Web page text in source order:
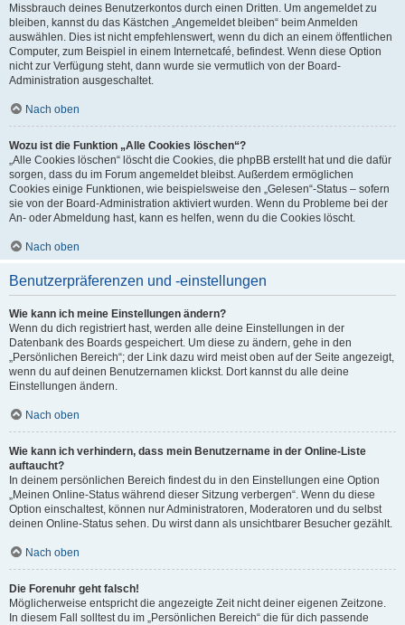
Missbrauch deines Benutzerkontos durch einen Dritten. Um angemeldet zu
bleiben, kannst du das Kästchen „Angemeldet bleiben“ beim Anmelden
auswählen. Dies ist nicht empfehlenswert, wenn du dich an einem öffentlichen
Computer, zum Beispiel in einem Internetcafé, befindest. Wenn diese Option
nicht zur Verfügung steht, dann wurde sie vermutlich von der Board-
Administration ausgeschaltet.
Nach oben
Wozu ist die Funktion „Alle Cookies löschen“?
„Alle Cookies löschen“ löscht die Cookies, die phpBB erstellt hat und die dafür
sorgen, dass du im Forum angemeldet bleibst. Außerdem ermöglichen
Cookies einige Funktionen, wie beispielsweise den „Gelesen“-Status – sofern
sie von der Board-Administration aktiviert wurden. Wenn du Probleme bei der
An- oder Abmeldung hast, kann es helfen, wenn du die Cookies löscht.
Nach oben
Benutzerpräferenzen und -einstellungen
Wie kann ich meine Einstellungen ändern?
Wenn du dich registriert hast, werden alle deine Einstellungen in der
Datenbank des Boards gespeichert. Um diese zu ändern, gehe in den
„Persönlichen Bereich“; der Link dazu wird meist oben auf der Seite angezeigt,
wenn du auf deinen Benutzernamen klickst. Dort kannst du alle deine
Einstellungen ändern.
Nach oben
Wie kann ich verhindern, dass mein Benutzername in der Online-Liste
auftaucht?
In deinem persönlichen Bereich findest du in den Einstellungen eine Option
„Meinen Online-Status während dieser Sitzung verbergen“. Wenn du diese
Option einschaltest, können nur Administratoren, Moderatoren und du selbst
deinen Online-Status sehen. Du wirst dann als unsichtbarer Besucher gezählt.
Nach oben
Die Forenuhr geht falsch!
Möglicherweise entspricht die angezeigte Zeit nicht deiner eigenen Zeitzone.
In diesem Fall solltest du im „Persönlichen Bereich“ die für dich passende